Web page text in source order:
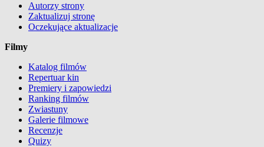
Autorzy strony
Zaktualizuj stronę
Oczekujące aktualizacje
Filmy
Katalog filmów
Repertuar kin
Premiery i zapowiedzi
Ranking filmów
Zwiastuny
Galerie filmowe
Recenzje
Quizy